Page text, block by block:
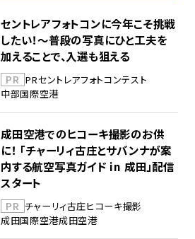
セントレアフォトコンに今年こそ挑戦
したい！～普段の写真にひと工夫を
加えることで、入選も狙える
PR PRセントレアフォトコンテスト
中部国際空港
成田空港でのヒコーキ撮影のお供
に！ 「チャーリィ古庄とサバンナが案
内する航空写真ガイド in 成田」配信
スタート
PR チャーリィ古庄ヒコーキ撮影
成田国際空港成田空港